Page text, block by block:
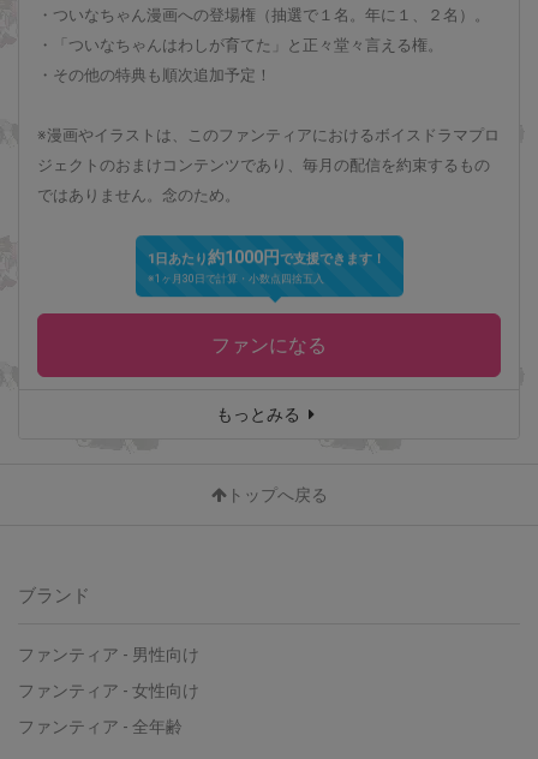
・ついなちゃん漫画への登場権（抽選で１名。年に１、２名）。
・「ついなちゃんはわしが育てた」と正々堂々言える権。
・その他の特典も順次追加予定！
※漫画やイラストは、このファンティアにおけるボイスドラマプロ
ジェクトのおまけコンテンツであり、毎月の配信を約束するもの
ではありません。念のため。
1日あたり約1000円 で支援できます！
※1ヶ月30日で計算・小数点四捨五入
ファンになる
もっとみる
トップへ戻る
ブランド
ファンティア - 男性向け
ファンティア - 女性向け
ファンティア - 全年齢